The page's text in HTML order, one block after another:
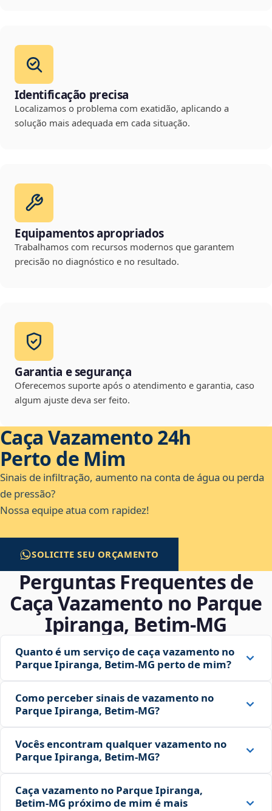
Identificação precisa
Localizamos o problema com exatidão, aplicando a
solução mais adequada em cada situação.
Equipamentos apropriados
Trabalhamos com recursos modernos que garantem
precisão no diagnóstico e no resultado.
Garantia e segurança
Oferecemos suporte após o atendimento e garantia, caso
algum ajuste deva ser feito.
Caça Vazamento 24h
Perto de Mim
Sinais de infiltração, aumento na conta de água ou perda
de pressão?
Nossa equipe atua com rapidez!
SOLICITE SEU ORÇAMENTO
Perguntas Frequentes de
Caça Vazamento no Parque
Ipiranga, Betim‑MG
Quanto é um serviço de caça vazamento no
Parque Ipiranga, Betim‑MG perto de mim?
Como perceber sinais de vazamento no
Parque Ipiranga, Betim‑MG?
Vocês encontram qualquer vazamento no
Parque Ipiranga, Betim‑MG?
Caça vazamento no Parque Ipiranga,
Betim‑MG próximo de mim é mais